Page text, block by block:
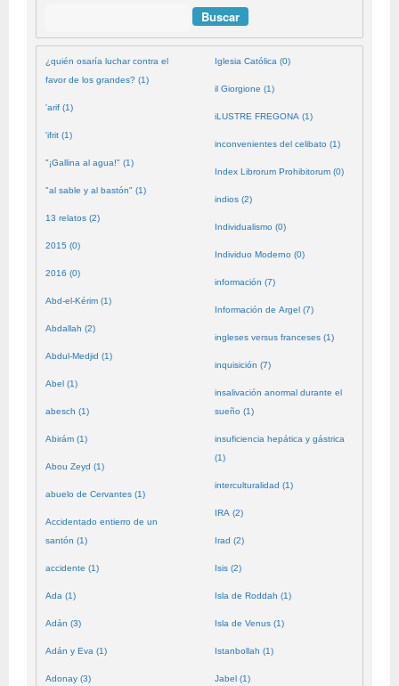
¿quién osaría luchar contra el
favor de los grandes? (1)
'arif (1)
'ifrit (1)
"¡Gallina al agua!" (1)
"al sable y al bastón" (1)
13 relatos (2)
2015 (0)
2016 (0)
Abd-el-Kérim (1)
Abdallah (2)
Abdul-Medjid (1)
Abel (1)
abesch (1)
Abirám (1)
Abou Zeyd (1)
abuelo de Cervantes (1)
Accidentado entierro de un
santón (1)
accidente (1)
Ada (1)
Adán (3)
Adán y Eva (1)
Adonay (3)
Iglesia Católica (0)
il Giorgione (1)
iLUSTRE FREGONA (1)
inconvenientes del celibato (1)
Index Librorum Prohibitorum (0)
indios (2)
Individualismo (0)
Individuo Moderno (0)
información (7)
Información de Argel (7)
ingleses versus franceses (1)
inquisición (7)
insalivación anormal durante el
sueño (1)
insuficiencia hepática y gástrica
(1)
interculturalidad (1)
IRA (2)
Irad (2)
Isis (2)
Isla de Roddah (1)
Isla de Venus (1)
Istanbollah (1)
Jabel (1)